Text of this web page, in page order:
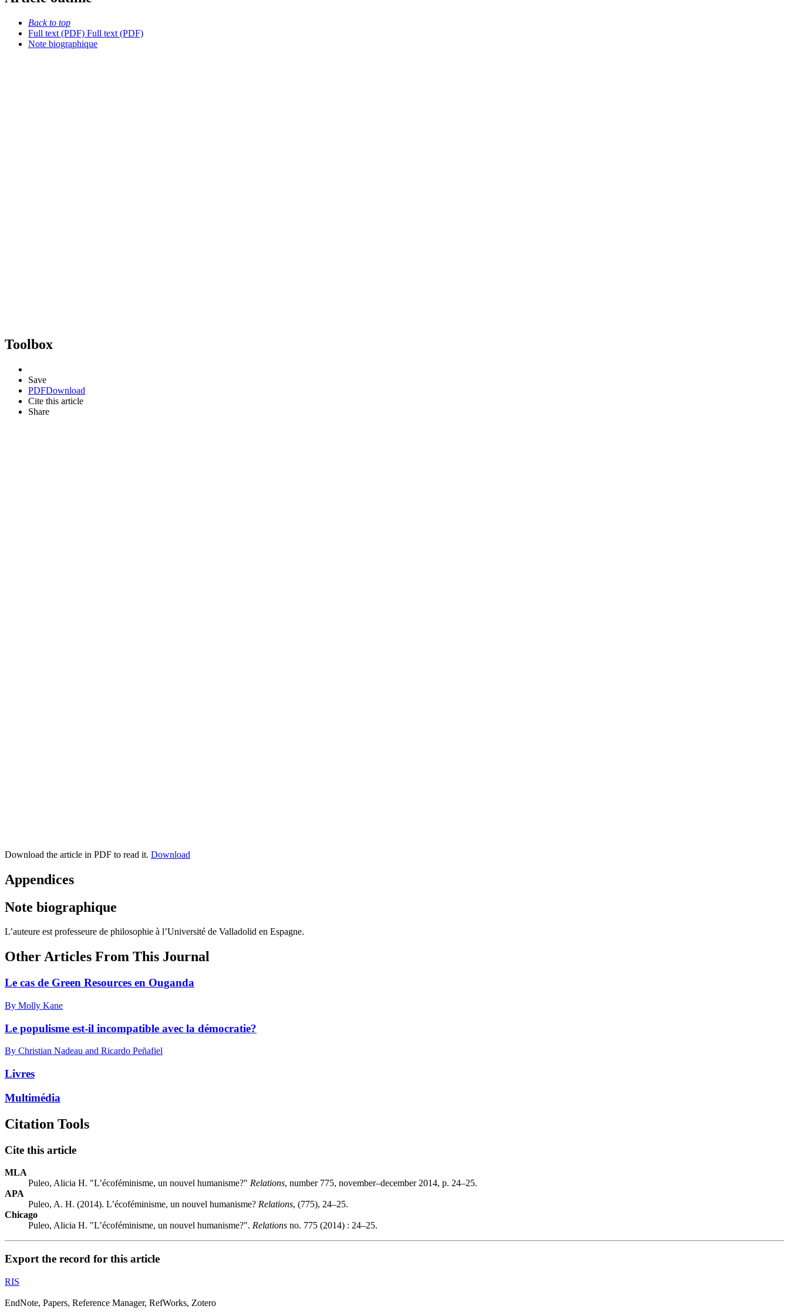
Back to top
Full text (PDF) Full text (PDF)
Note biographique
Toolbox
Save
PDFDownload
Cite this article
Share
Download the article in PDF to read it. Download
Appendices
Note biographique
L’auteure est professeure de philosophie à l’Université de Valladolid en Espagne.
Other Articles From This Journal
Le cas de Green Resources en Ouganda
By Molly Kane
Le populisme est-il incompatible avec la démocratie?
By Christian Nadeau and Ricardo Peñafiel
Livres
Multimédia
Citation Tools
Cite this article
MLA
Puleo, Alicia H. "L’écoféminisme, un nouvel humanisme?" Relations, number 775, november–december 2014, p. 24–25.
APA
Puleo, A. H. (2014). L’écoféminisme, un nouvel humanisme? Relations, (775), 24–25.
Chicago
Puleo, Alicia H. "L’écoféminisme, un nouvel humanisme?". Relations no. 775 (2014) : 24–25.
Export the record for this article
RIS
EndNote, Papers, Reference Manager, RefWorks, Zotero